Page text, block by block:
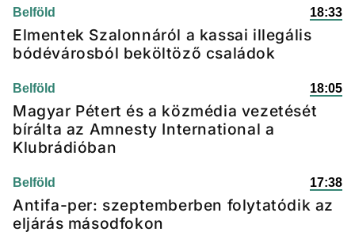
Belföld 18:33
Elmentek Szalonnáról a kassai illegális
bódévárosból beköltöző családok
Belföld 18:05
Magyar Pétert és a közmédia vezetését
bírálta az Amnesty International a
Klubrádióban
Belföld 17:38
Antifa-per: szeptemberben folytatódik az
eljárás másodfokon